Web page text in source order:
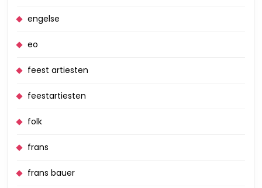
engelse
eo
feest artiesten
feestartiesten
folk
frans
frans bauer